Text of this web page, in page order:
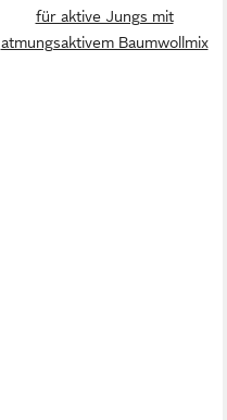
für aktive Jungs mit
atmungsaktivem Baumwollmix